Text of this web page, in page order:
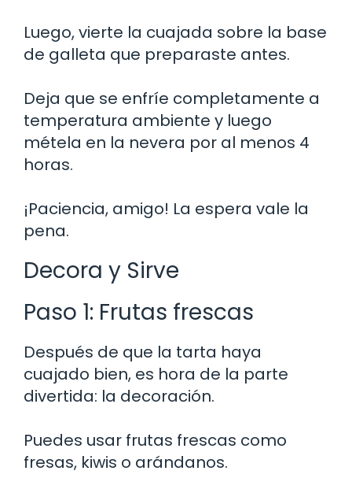
Luego, vierte la cuajada sobre la base
de galleta que preparaste antes.
Deja que se enfríe completamente a
temperatura ambiente y luego
métela en la nevera por al menos 4
horas.
¡Paciencia, amigo! La espera vale la
pena.
Decora y Sirve
Paso 1: Frutas frescas
Después de que la tarta haya
cuajado bien, es hora de la parte
divertida: la decoración.
Puedes usar frutas frescas como
fresas, kiwis o arándanos.